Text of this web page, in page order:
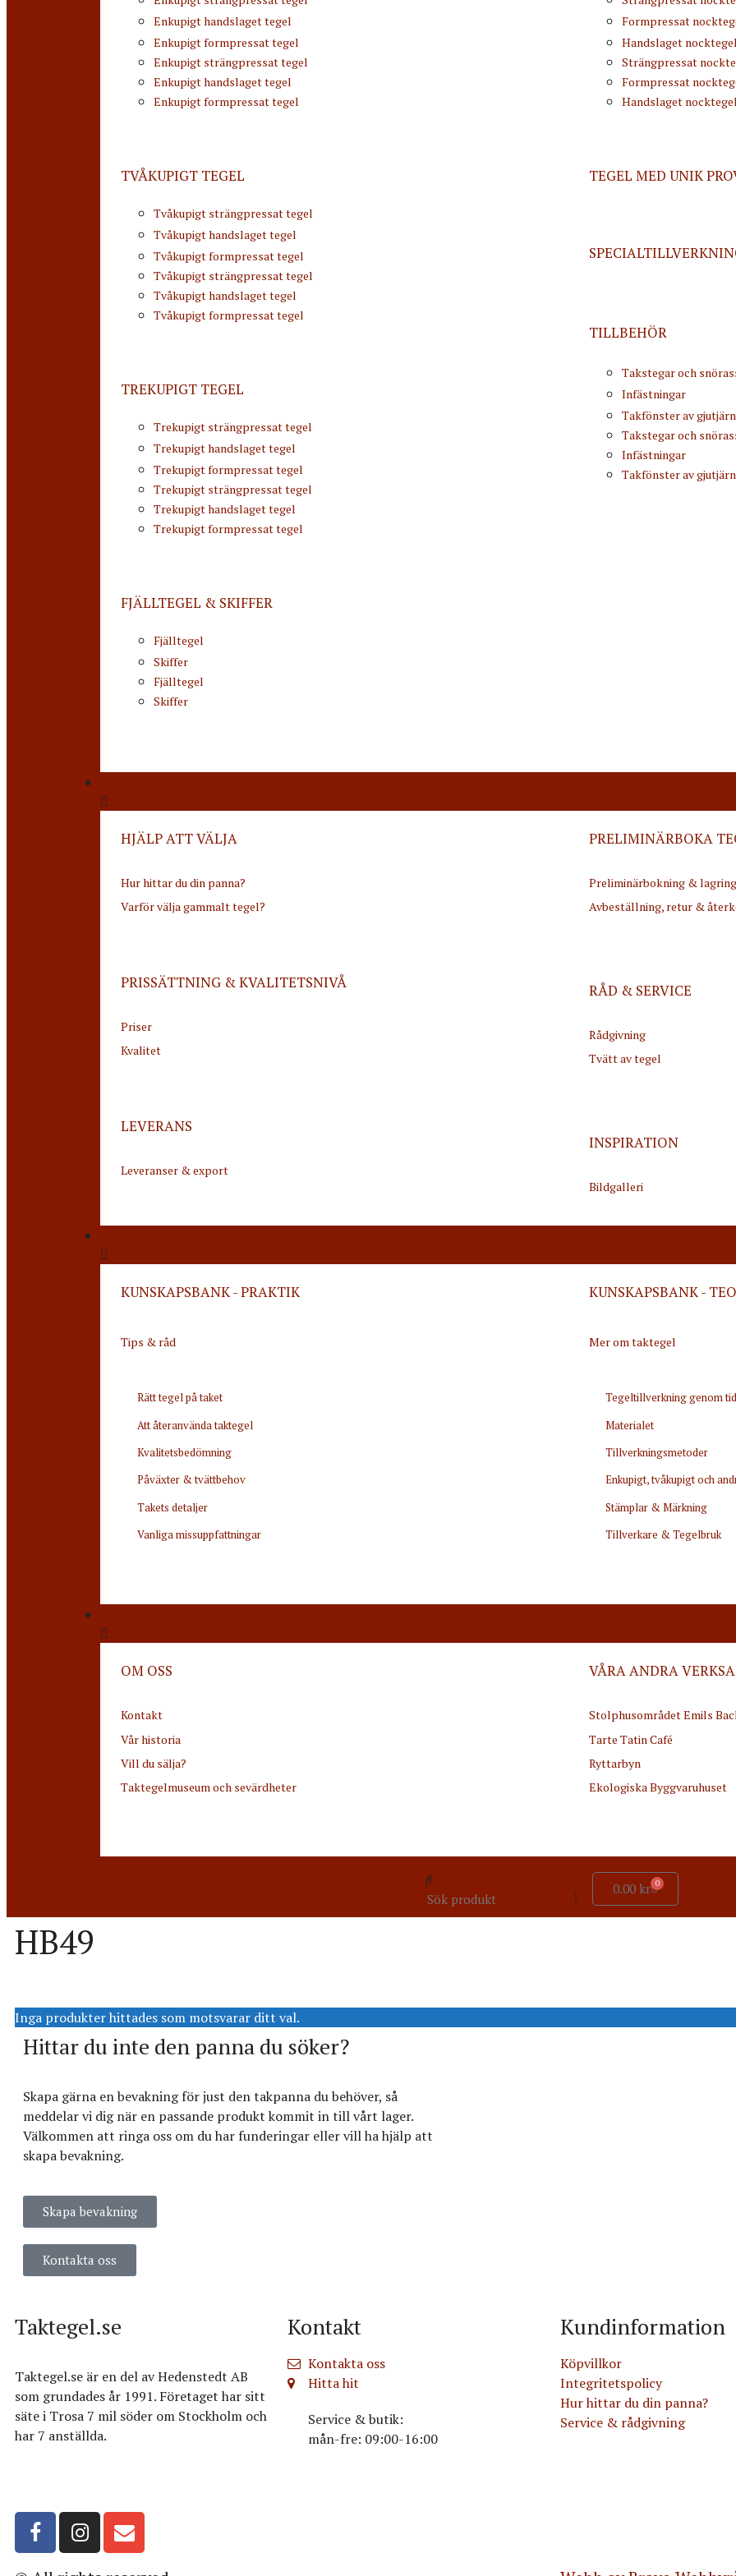
Enkupigt handslaget tegel
Enkupigt formpressat tegel
Enkupigt strängpressat tegel
Enkupigt handslaget tegel
Enkupigt formpressat tegel
TVÅKUPIGT TEGEL
Tvåkupigt strängpressat tegel
Tvåkupigt handslaget tegel
Tvåkupigt formpressat tegel
Tvåkupigt strängpressat tegel
Tvåkupigt handslaget tegel
Tvåkupigt formpressat tegel
TREKUPIGT TEGEL
Trekupigt strängpressat tegel
Trekupigt handslaget tegel
Trekupigt formpressat tegel
Trekupigt strängpressat tegel
Trekupigt handslaget tegel
Trekupigt formpressat tegel
FJÄLLTEGEL & SKIFFER
Fjälltegel
Skiffer
Fjälltegel
Skiffer
Formpressat
Handslaget nocktegel
Strängpressat
Formpressat
Handslaget nocktegel
TEGEL MED UNIK
TILLBEHÖR
Takstegar och
Infästningar
Takfönster av gjutjärn
Takstegar och
Infästningar
Takfönster av gjutjärn
HJÄLP ATT VÄLJA
Hur hittar du din panna?
Varför välja gammalt tegel?
PRISSÄTTNING & KVALITETSNIVÅ
Priser
Kvalitet
LEVERANS
Leveranser & export
PRELIMINÄRBOKA
Preliminärbokning & lagring
Avbeställning, retur &
RÅD & SERVICE
Rådgivning
Tvätt av tegel
INSPIRATION
Bildgalleri
KUNSKAPSBANK - PRAKTIK
Tips & råd
Rätt tegel på taket
Att återanvända taktegel
Kvalitetsbedömning
Påväxter & tvättbehov
Takets detaljer
Vanliga missuppfattningar
KUNSKAPSBANK -
Mer om taktegel
Tegeltillverkning genom
Materialet
Tillverkningsmetoder
Enkupigt, tvåkupigt och
Stämplar & Märkning
Tillverkare & Tegelbruk
OM OSS
Kontakt
Vår historia
Vill du sälja?
Taktegelmuseum och sevärdheter
VÅRA ANDRA
Stolphusområdet Emils
Tarte Tatin Café
Ryttarbyn
Ekologiska Byggvaruhuset
0.00 kr 0
HB49
Inga produkter hittades som motsvarar ditt val.
Hittar du inte den panna du söker?
Skapa gärna en bevakning för just den takpanna du behöver, så
meddelar vi dig när en passande produkt kommit in till vårt lager.
Välkommen att ringa oss om du har funderingar eller vill ha hjälp att
skapa bevakning.
Skapa bevakning
Kontakta oss
Taktegel.se
Taktegel.se är en del av Hedenstedt AB
som grundades år 1991. Företaget har sitt
säte i Trosa 7 mil söder om Stockholm och
har 7 anställda.
Kontakt
Kontakta oss
Hitta hit
Service & butik:
mån-fre: 09:00-16:00
Kundinformation
Köpvillkor
Integritetspolicy
Hur hittar du din panna?
Service & rådgivning